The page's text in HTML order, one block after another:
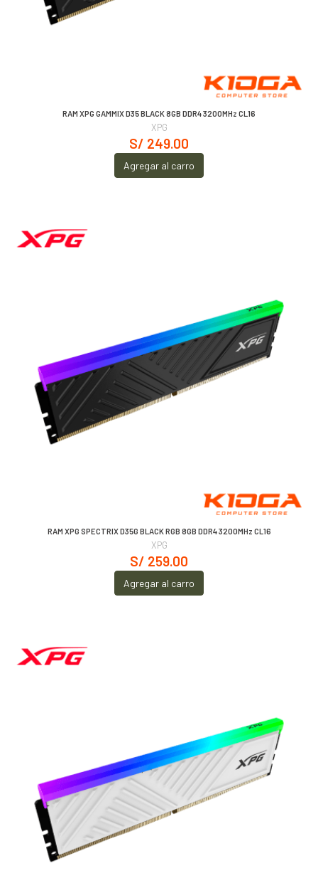
RAM XPG GAMMIX D35 BLACK 8GB DDR4 3200MHz CL16
XPG
S/ 249.00
Agregar al carro
RAM XPG SPECTRIX D35G BLACK RGB 8GB DDR4 3200MHz CL16
XPG
S/ 259.00
Agregar al carro